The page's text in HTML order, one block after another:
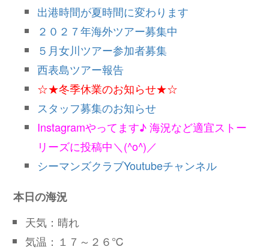
出港時間が夏時間に変わります
２０２７年海外ツアー募集中
５月女川ツアー参加者募集
西表島ツアー報告
☆★冬季休業のお知らせ★☆
スタッフ募集のお知らせ
Instagramやってます♪ 海況など適宜ストー
リーズに投稿中＼(^o^)／
シーマンズクラブYoutubeチャンネル
本日の海況
天気：晴れ
気温：１７～２６℃